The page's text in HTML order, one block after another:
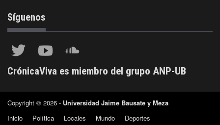
Síguenos
CrónicaViva es miembro del grupo ANP-UB
Copyright © 2026 - Universidad Jaime Bausate y Meza
Inicio
Política Locales Mundo Deportes